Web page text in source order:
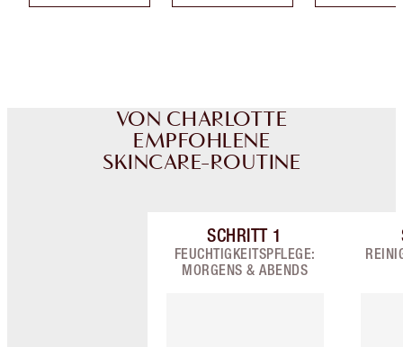
VON CHARLOTTE
EMPFOHLENE
SKINCARE-ROUTINE
Artikel 1 von 9
SCHRITT 1
FEUCHTIGKEITSPFLEGE:
MORGENS & ABENDS